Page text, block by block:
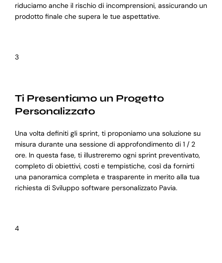
riduciamo anche il rischio di incomprensioni, assicurando un
prodotto finale che supera le tue aspettative.
3
Ti Presentiamo un Progetto
Personalizzato
Una volta definiti gli sprint, ti proponiamo una soluzione su
misura durante una sessione di approfondimento di 1 / 2
ore. In questa fase, ti illustreremo ogni sprint preventivato,
completo di obiettivi, costi e tempistiche, così da fornirti
una panoramica completa e trasparente in merito alla tua
richiesta di Sviluppo software personalizzato Pavia.
4